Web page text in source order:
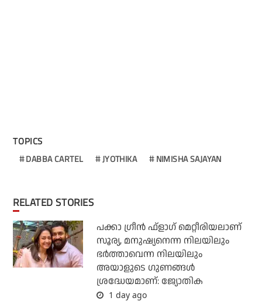
TOPICS
DABBA CARTEL JYOTHIKA NIMISHA SAJAYAN
RELATED STORIES
പക്കാ ഗ്രീന്‍ ഫ്‌ളാഗ് മെറ്റീരിയലാണ്
സൂര്യ, മനുഷ്യനെന്ന നിലയിലും
ഭര്‍ത്താവെന്ന നിലയിലും
അയാളുടെ ഗുണങ്ങള്‍
ശ്രദ്ധേയമാണ്: ജ്യോതിക
1 day ago